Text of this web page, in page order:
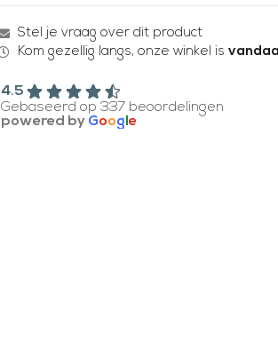
Stel je vraag over dit product
Kom gezellig langs, onze winkel is
4.5
Gebaseerd op 337 beoordelingen
powered by Goog e